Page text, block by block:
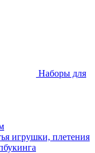
Наборы для
игрушки, плетения